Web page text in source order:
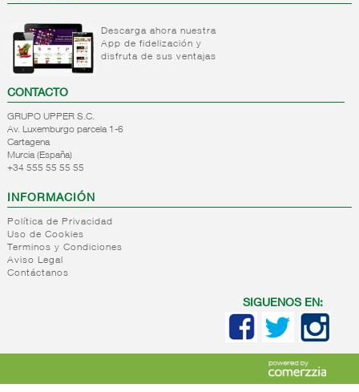
de otros
cereales
Semola
para
rebozar
Levaduras
Caramelo
liquido/sirope
Decoracion
postres
Aromas
y
colorantes
Otros
ingredientes
para
tostados
Crackers
Roscas,rosquillas,picos..
Pan tipo
wasa
Picatostes/regañadas
Crespillos
Reposteria/bolleria
industrial
+
Reposteria/bolleria
hogar
Reposteria/bolleria
impulso
Reposteria
granel
Reposteria
granel
Panaderia +
Panaderia
Internacional
Internacional
reposteria
Postres
Descarga ahora nuestra
App de fidelización y
disfruta de sus ventajas
CONTACTO
GRUPO UPPER S.C.
Av. Luxemburgo parcela 1-6
Cartagena
Murcia (España)
+34 555 55 55 55
INFORMACIÓN
Política de Privacidad
Uso de Cookies
Terminos y Condiciones
Aviso Legal
Contáctanos
SIGUENOS EN: